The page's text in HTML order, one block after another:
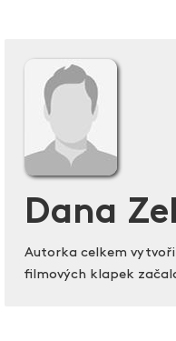
Dana
Autorka celkem
filmových klapek